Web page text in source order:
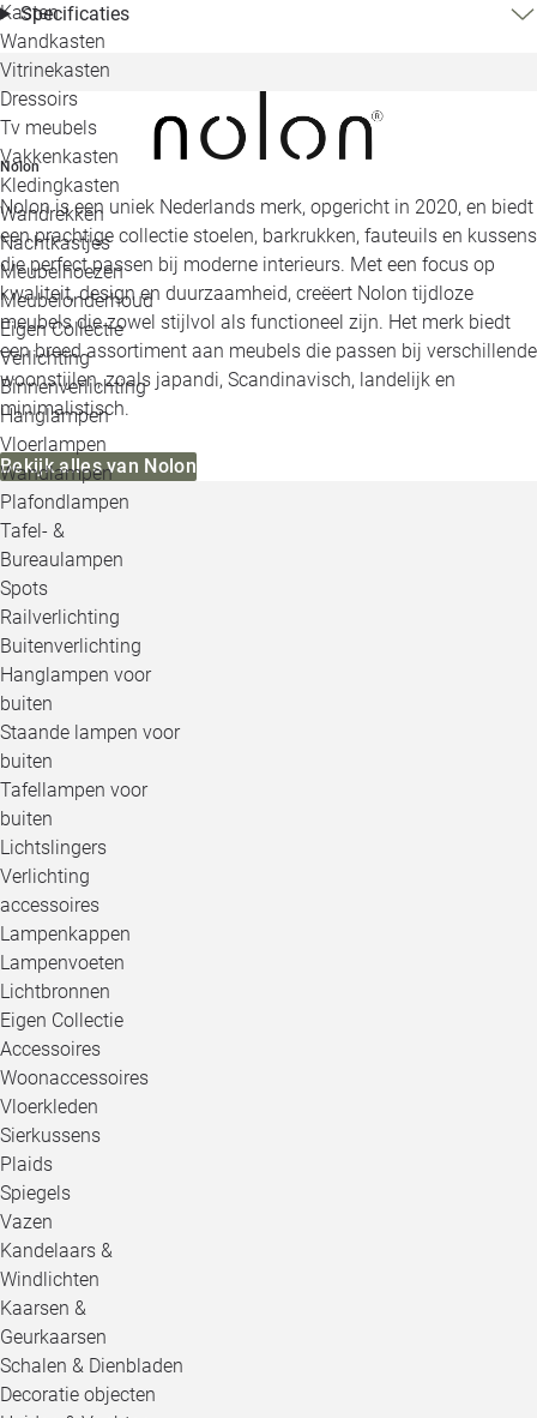
Kasten
Wandkasten
Vitrinekasten
Dressoirs
Tv meubels
Vakkenkasten
Kledingkasten
Wandrekken
Nachtkastjes
Meubelhoezen
Meubelonderhoud
Eigen Collectie
Verlichting
Binnenverlichting
Hanglampen
Vloerlampen
Wandlampen
Plafondlampen
Tafel- &
Bureaulampen
Spots
Railverlichting
Buitenverlichting
Hanglampen voor
buiten
Staande lampen voor
buiten
Tafellampen voor
buiten
Lichtslingers
Verlichting
accessoires
Lampenkappen
Lampenvoeten
Lichtbronnen
Eigen Collectie
Accessoires
Woonaccessoires
Vloerkleden
Sierkussens
Plaids
Spiegels
Vazen
Kandelaars &
Windlichten
Kaarsen &
Geurkaarsen
Schalen & Dienbladen
Decoratie objecten
Specificaties
Nolon
Nolon is een uniek Nederlands merk, opgericht in 2020, en biedt
een prachtige collectie stoelen, barkrukken, fauteuils en kussens
die perfect passen bij moderne interieurs. Met een focus op
kwaliteit, design en duurzaamheid, creëert Nolon tijdloze
meubels die zowel stijlvol als functioneel zijn. Het merk biedt
een breed assortiment aan meubels die passen bij verschillende
woonstijlen, zoals japandi, Scandinavisch, landelijk en
minimalistisch.
Bekijk alles van Nolon